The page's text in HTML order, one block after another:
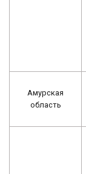
Амурская
область